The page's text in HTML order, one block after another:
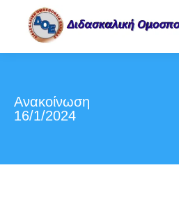
Ανακοίνωση
16/1/2024